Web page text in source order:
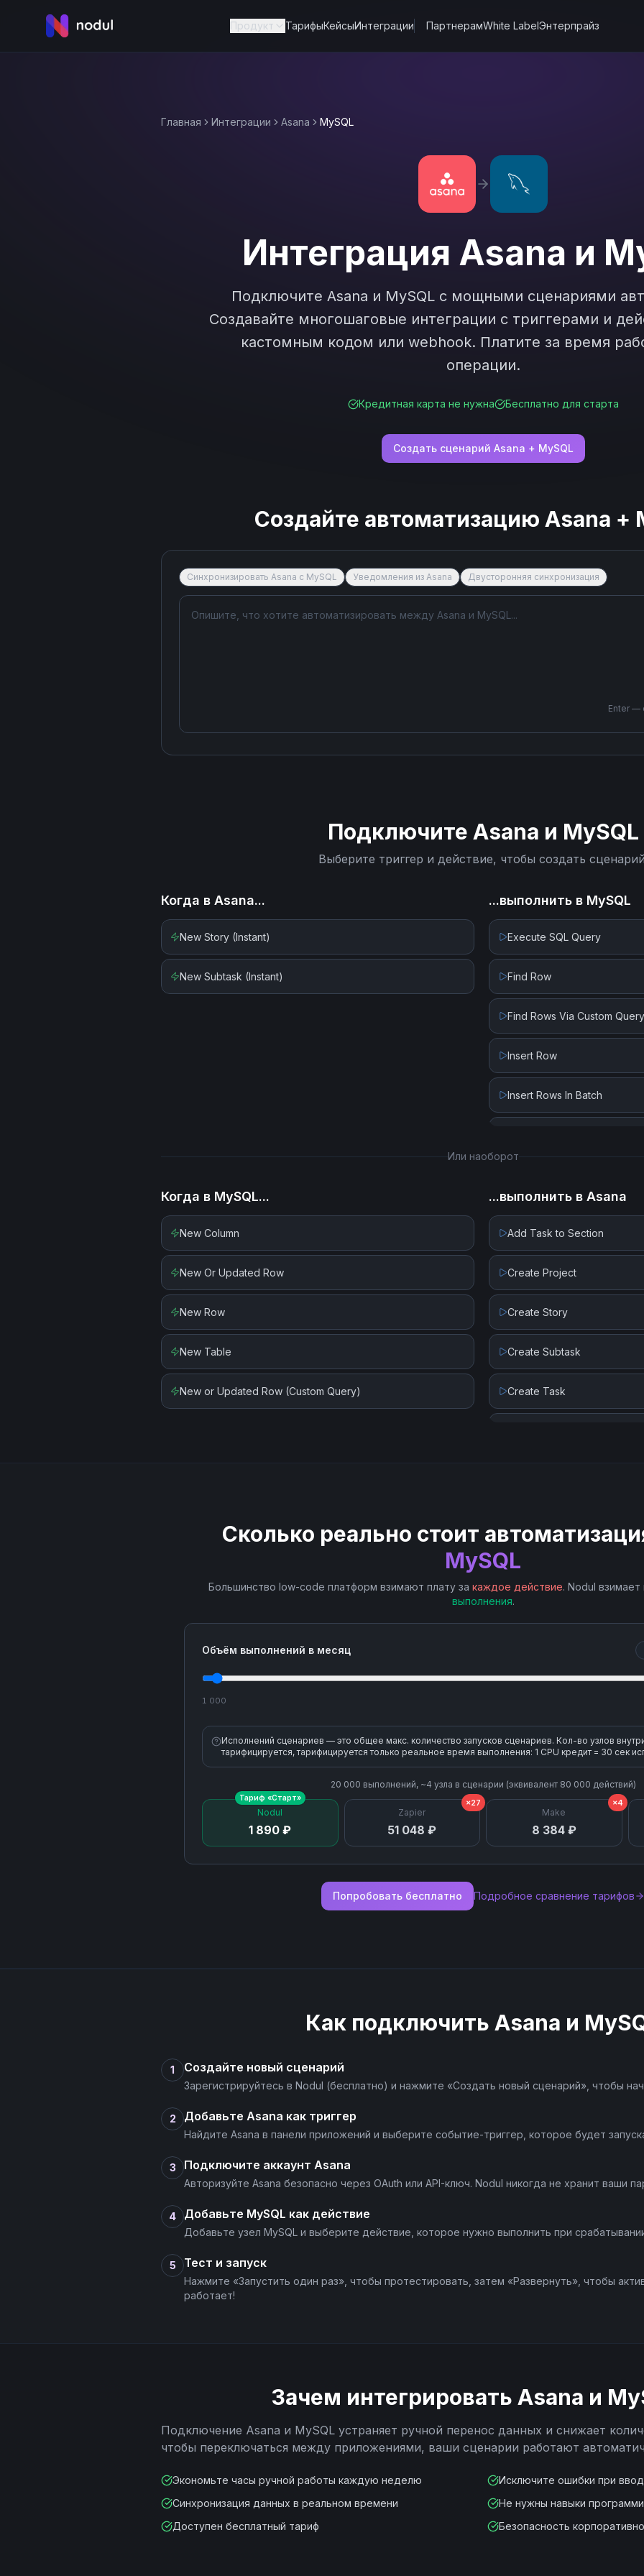
Продукт ТарифыКейсыИнтеграции ПартнерамWhite LabelЭнтерпрайз
Главная Интеграции Asana MySQL
Интеграция Asana и
Подключите Asana и MySQLс мощными сценариями
Создавайте многошаговые интеграции с триггерами и
кастомным кодом или webhook. Платите за время
операции.
Кредитная карта не нужна Бесплатно для старта
Создать сценарий Asana + MySQL
Создайте автоматизацию Asana +
Синхронизировать Asana с MySQL Уведомления из Asana Двусторонняя синхронизация
Enter —
Подключите Asana и MySQL
Выберите триггер и действие, чтобы создать
Когда в Asana...
New Story (Instant)
New Subtask (Instant)
...выполнить в MySQL
Execute SQL Query
Find Row
Find Rows Via Custom Query
Insert Row
Insert Rows In Batch
Или наоборот
Когда в MySQL...
New Column
New Or Updated Row
New Row
New Table
New or Updated Row (Custom Query)
...выполнить в Asana
Add Task to Section
Create Project
Create Story
Create Subtask
Create Task
Search Projects
Сколько реально стоит
MySQL
Большинство low-code платформ взимают плату за каждое действие. Nodul
выполнения.
Объём выполнений в месяц
1 000
Исполнений сценариев — это общее макс. количество запусков сценариев. Кол-во узлов
тарифицируется, тарифицируется только реальное время выполнения: 1 CPU кредит = 30 сек
20 000 выполнений, ~4 узла в сценарии (эквивалент 80 000 действий)
Nodul
1 890 ₽
Тариф «Старт»
Zapier
51 048 ₽
×27
Make
8 384 ₽
×4
Попробовать бесплатно Подробное сравнение тарифов
Как подключить Asana и
1 Создайте новый сценарий
Зарегистрируйтесь в Nodul (бесплатно) и нажмите «Создать новый сценарий», чтобы
2 Добавьте Asana как триггер
Найдите Asana в панели приложений и выберите событие-триггер, которое будет
3 Подключите аккаунт Asana
Авторизуйте Asana безопасно через OAuth или API-ключ. Nodul никогда не хранит ваши
4 Добавьте MySQL как действие
Добавьте узел MySQL и выберите действие, которое нужно выполнить при
5 Тест и запуск
Нажмите «Запустить один раз», чтобы протестировать, затем «Развернуть», чтобы
работает!
Зачем интегрировать Asana и
Подключение Asana и MySQL устраняет ручной перенос данных и снижает
чтобы переключаться между приложениями, ваши сценарии работают
Экономьте часы ручной работы каждую неделю
Исключите ошибки при
Синхронизация данных в реальном времени
Не нужны навыки
Доступен бесплатный тариф
Безопасность